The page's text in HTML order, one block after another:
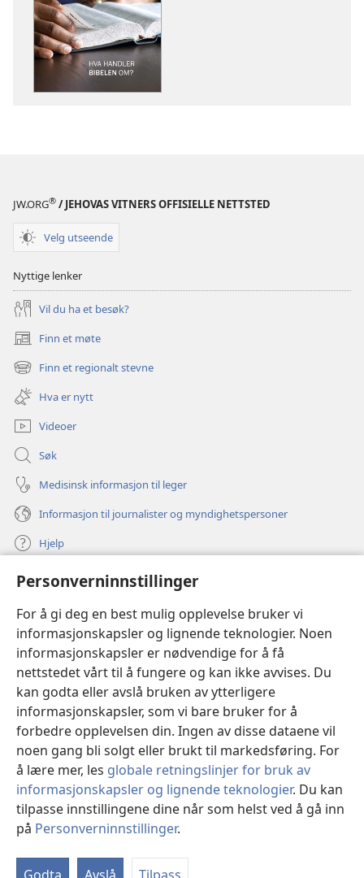
Personverninnstillinger
For å gi deg en best mulig opplevelse bruker vi
informasjonskapsler og lignende teknologier. Noen
informasjonskapsler er nødvendige for å få
nettstedet vårt til å fungere og kan ikke avvises. Du
kan godta eller avslå bruken av ytterligere
informasjonskapsler, som vi bare bruker for å
forbedre opplevelsen din. Ingen av disse dataene vil
noen gang bli solgt eller brukt til markedsføring. For
å lære mer, les globale retningslinjer for bruk av
informasjonskapsler og lignende teknologier. Du kan
tilpasse innstillingene dine når som helst ved å gå inn
på Personverninnstillinger.
JW.ORG® / JEHOVAS VITNERS OFFISIELLE NETTSTED
Velg utseende
Nyttige lenker
Vil du ha et besøk?
Finn et møte
(åpner
nytt
vindu)
Finn et regionalt stevne
(åpner
nytt
vindu)
Hva er nytt
Videoer
Søk
Medisinsk informasjon til leger
Informasjon til journalister og myndighetspersoner
Hjelp
Bidrag
(åpner
nytt
vindu)Watchtower ONLINE LIBRARY™
(åpner
nytt
vindu) JW Hub ®
(åpner
nytt
vindu)JW Library ®
Watchtower Library
Copyright
© 2026 Watch Tower Bible and Tract Society of Pennsylvania.
VILKÅR FOR BRUK| PERSONVERN